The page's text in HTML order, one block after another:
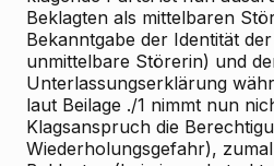
Beklagten als mittelbaren
Bekanntgabe der Identität
unmittelbare Störerin) und
Unterlassungserklärung
laut Beilage ./1 nimmt nun
Klagsanspruch die
Wiederholungsgefahr),